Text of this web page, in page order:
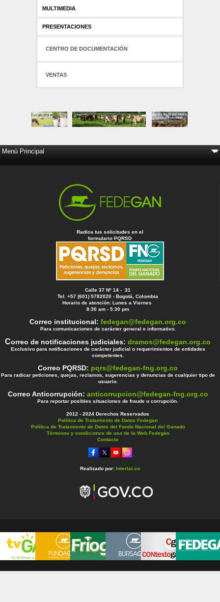
MULTIMEDIA
PRESENTACIONES
CENTRO DE DOCUMENTACIÓN
VENTAS
Radica tus solicitudes en el
formulario PQRSD
Calle 37 Nº 14 - 31
Tel. +57 (601) 5782020 - Bogotá, Colombia
Horario de atención: Lunes a Viernes
8:30 am - 5:30 pm
Correo institucional:fedegan@fedegan.org.co
Para comunicaciones de carácter general e informativo.
Correo de notificaciones judiciales:dramos@fedegan.org.co
Exclusivo para notificaciones de carácter judicial o requerimientos de entidades
competentes.
Correo PQRSD: pqrs@fedegan-fng.org.co
Para radicar peticiones, quejas, reclamos, sugerencias y denuncias de cualquier tipo de
usuario.
Correo Anticorrupción: anticorrupcion@fedegan-fng.org.co
Para reportar posibles situaciones de fraude o corrupción.
2012 - 2024 Derechos Reservados
Política de Tratamiento de Datos Fedegan
Política de Tratamiento de Datos del Fondo Nacional del Ganado
Términos y condiciones de uso de la Web Fedegán
Contacto
Realizado por: Interlat.co